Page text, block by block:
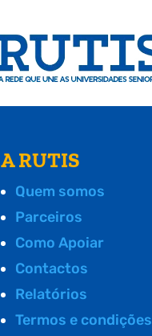
A RUTIS
Quem somos
Parceiros
Como Apoiar
Contactos
Relatórios
Termos e condições